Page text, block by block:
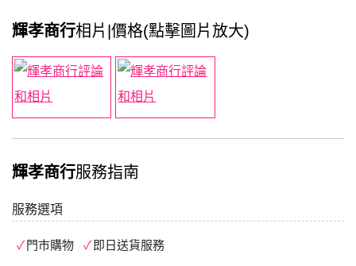
輝孝商行相片|價格(點擊圖片放大)
輝孝商行服務指南
服務選項
門市購物 即日送貨服務